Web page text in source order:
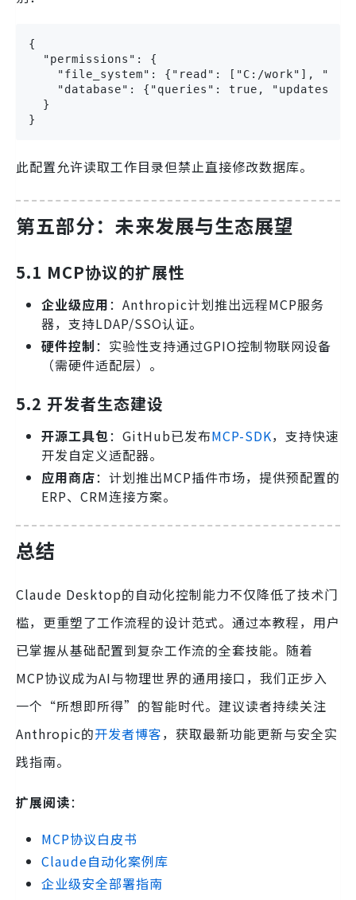
{
  "permissions": {
"file_system": {"read": ["C:/work"],
"database": {"queries": true, "updates":
  }
}
此配置允许读取工作目录但禁止直接修改数据库。
第五部分：未来发展与生态展望
5.1 MCP协议的扩展性
企业级应用：Anthropic计划推出远程MCP服务
器，支持LDAP/SSO认证。
硬件控制：实验性支持通过GPIO控制物联网设备
（需硬件适配层）。
5.2 开发者生态建设
开源工具包：GitHub已发布MCP-SDK，支持快速
开发自定义适配器。
应用商店：计划推出MCP插件市场，提供预配置的
ERP、CRM连接方案。
总结
Claude Desktop的自动化控制能力不仅降低了技术门
槛，更重塑了工作流程的设计范式。通过本教程，用户
已掌握从基础配置到复杂工作流的全套技能。随着
MCP协议成为AI与物理世界的通用接口，我们正步入
一个“所想即所得”的智能时代。建议读者持续关注
Anthropic的开发者博客，获取最新功能更新与安全实
践指南。
扩展阅读：
MCP协议白皮书
Claude自动化案例库
企业级安全部署指南